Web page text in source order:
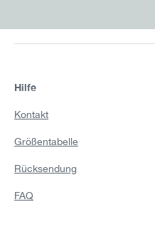
Hilfe
Kontakt
Größentabelle
Rücksendung
FAQ